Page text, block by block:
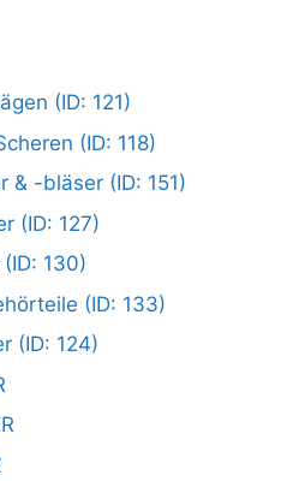
(ID: 121)
(ID: 118)
& -bläser (ID: 151)
(ID: 127)
130)
(ID: 133)
(ID: 124)